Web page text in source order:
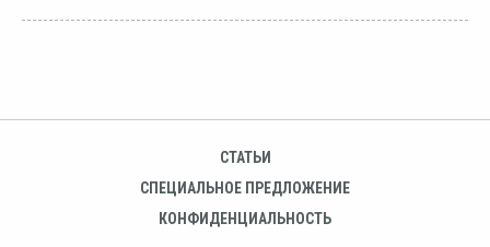
СТАТЬИ
СПЕЦИАЛЬНОЕ ПРЕДЛОЖЕНИЕ
КОНФИДЕНЦИАЛЬНОСТЬ